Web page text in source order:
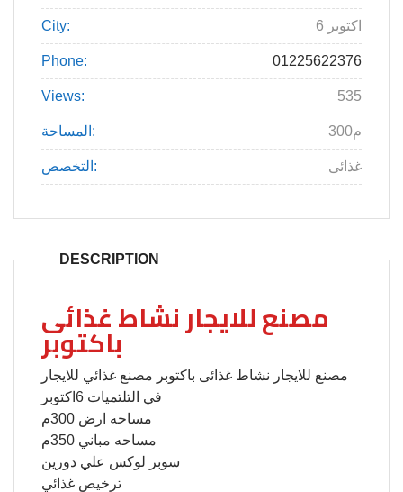
City: 6 اكتوبر
Phone: 01225622376
Views: 535
المساحة: 300م
التخصص: غذائى
DESCRIPTION
مصنع للايجار نشاط غذائى
باكتوبر
مصنع للايجار نشاط غذائى باكتوبر مصنع غذائي للايجار
في التلتميات 6اكتوبر
مساحه ارض 300م
مساحه مباني 350م
سوبر لوكس علي دورين
ترخيص غذائي